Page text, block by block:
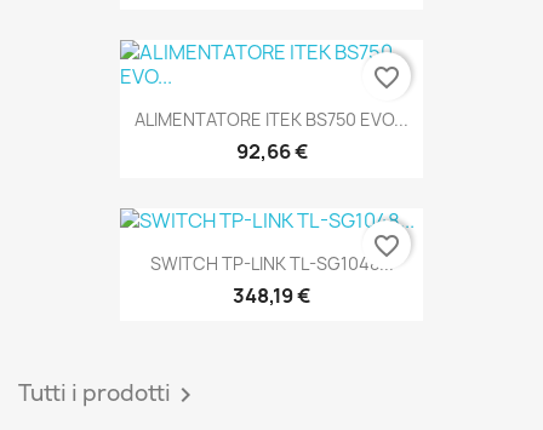
ALIMENTATORE ITEK BS750 EVO...
92,66 €
favorite_border
SWITCH TP-LINK TL-SG1048...
348,19 €
favorite_border
Tutti i prodotti 